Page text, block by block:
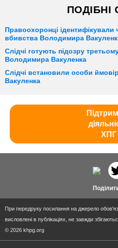
ПОДІБНІ
Правоохоронці ідентифікували
вбивства Володимира
Слідчі готують підозру
Володимира Вакуленка
Слідчі встановили особи
Вакуленка
ХПГ
При передруку посилання на джерело
висловлені в публікаціях, не завжди
© 2026 khpg.org